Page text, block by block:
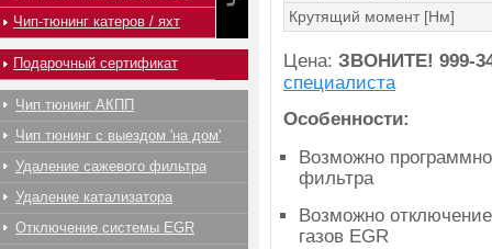
Крутящий момент [Нм]
Цена: ЗВОНИТЕ! 999-
специалиста
Особенности:
Возможно
фильтра
Возможно
газов EGR
Чип-тюнинг катеров / яхт
Подарочный сертификат
Чип тюнинг АКПП
Чип тюнинг с выездом 'на дом'
Удаление сажевого фильтра
Удаление катализатора
Отключение системы EGR